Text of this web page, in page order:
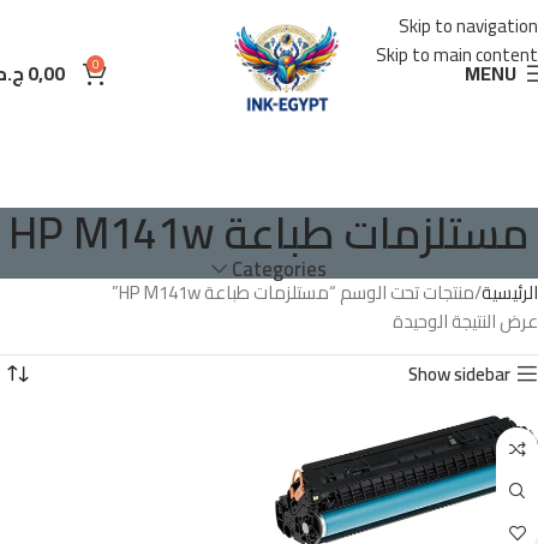
Skip to navigation
Skip to main content
MENU
0
0,00
مستلزمات طباعة HP M141w
Categories
الرئيسية منتجات تحت الوسم “مستلزمات طباعة HP M141w”
عرض النتيجة الوحيدة
Show sidebar